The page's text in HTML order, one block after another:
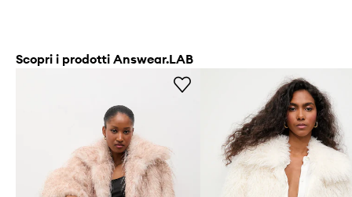
Scopri i prodotti Answear.LAB